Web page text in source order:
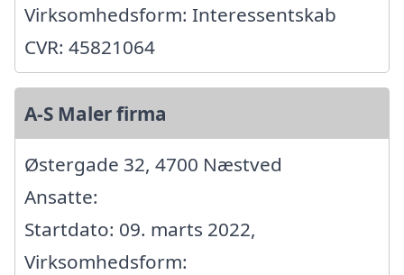
Virksomhedsform: Interessentskab
CVR: 45821064
A-S Maler firma
Østergade 32, 4700 Næstved
Ansatte:
Startdato: 09. marts 2022,
Virksomhedsform: